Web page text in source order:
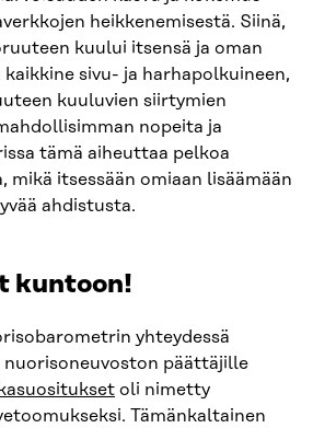
heikkenemisestä. Siinä,
kuului itsensä ja oman
sivu- ja harhapolkuineen,
kuuluvien siirtymien
nopeita ja
tämä aiheuttaa pelkoa
mikä itsessään omiaan lisäämään
ahdistusta.
kuntoon!
yhteydessä
päättäjille
oli nimetty
Tämänkaltainen